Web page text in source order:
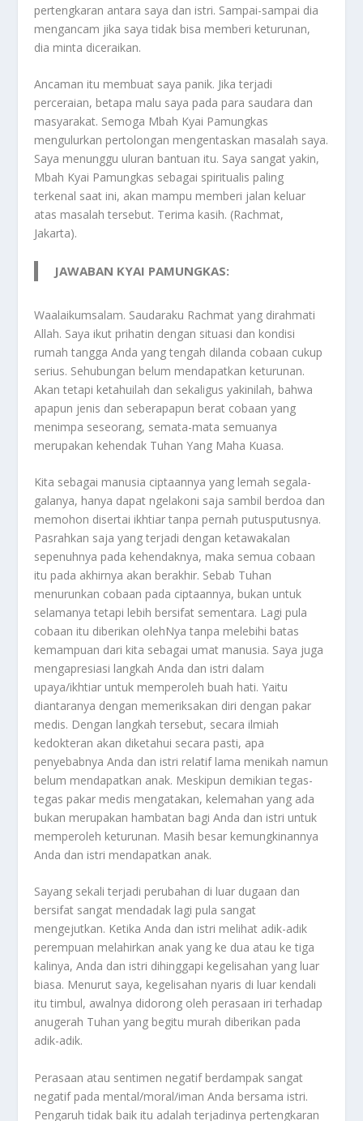
pertengkaran antara saya dan istri. Sampai-sampai dia
mengancam jika saya tidak bisa memberi keturunan,
dia minta diceraikan.
Ancaman itu membuat saya panik. Jika terjadi
perceraian, betapa malu saya pada para saudara dan
masyarakat. Semoga Mbah Kyai Pamungkas
mengulurkan pertolongan mengentaskan masalah saya.
Saya menunggu uluran bantuan itu. Saya sangat yakin,
Mbah Kyai Pamungkas sebagai spiritualis paling
terkenal saat ini, akan mampu memberi jalan keluar
atas masalah tersebut. Terima kasih. (Rachmat,
Jakarta).
JAWABAN KYAI PAMUNGKAS:
Waalaikumsalam. Saudaraku Rachmat yang dirahmati
Allah. Saya ikut prihatin dengan situasi dan kondisi
rumah tangga Anda yang tengah dilanda cobaan cukup
serius. Sehubungan belum mendapatkan keturunan.
Akan tetapi ketahuilah dan sekaligus yakinilah, bahwa
apapun jenis dan seberapapun berat cobaan yang
menimpa seseorang, semata-mata semuanya
merupakan kehendak Tuhan Yang Maha Kuasa.
Kita sebagai manusia ciptaannya yang lemah segala-
galanya, hanya dapat ngelakoni saja sambil berdoa dan
memohon disertai ikhtiar tanpa pernah putusputusnya.
Pasrahkan saja yang terjadi dengan ketawakalan
sepenuhnya pada kehendaknya, maka semua cobaan
itu pada akhirnya akan berakhir. Sebab Tuhan
menurunkan cobaan pada ciptaannya, bukan untuk
selamanya tetapi lebih bersifat sementara. Lagi pula
cobaan itu diberikan olehNya tanpa melebihi batas
kemampuan dari kita sebagai umat manusia. Saya juga
mengapresiasi langkah Anda dan istri dalam
upaya/ikhtiar untuk memperoleh buah hati. Yaitu
diantaranya dengan memeriksakan diri dengan pakar
medis. Dengan langkah tersebut, secara ilmiah
kedokteran akan diketahui secara pasti, apa
penyebabnya Anda dan istri relatif lama menikah namun
belum mendapatkan anak. Meskipun demikian tegas-
tegas pakar medis mengatakan, kelemahan yang ada
bukan merupakan hambatan bagi Anda dan istri untuk
memperoleh keturunan. Masih besar kemungkinannya
Anda dan istri mendapatkan anak.
Sayang sekali terjadi perubahan di luar dugaan dan
bersifat sangat mendadak lagi pula sangat
mengejutkan. Ketika Anda dan istri melihat adik-adik
perempuan melahirkan anak yang ke dua atau ke tiga
kalinya, Anda dan istri dihinggapi kegelisahan yang luar
biasa. Menurut saya, kegelisahan nyaris di luar kendali
itu timbul, awalnya didorong oleh perasaan iri terhadap
anugerah Tuhan yang begitu murah diberikan pada
adik-adik.
Perasaan atau sentimen negatif berdampak sangat
negatif pada mental/moral/iman Anda bersama istri.
Pengaruh tidak baik itu adalah terjadinya pertengkaran